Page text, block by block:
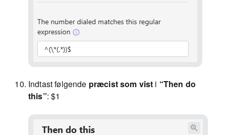
Indtast følgende præcist som vist i “Then do
this”: $1